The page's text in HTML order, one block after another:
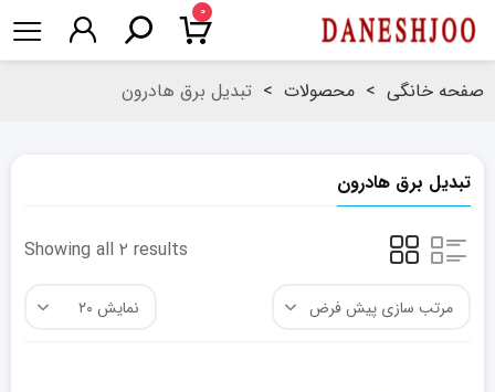
۰
صفحه خانگی > محصولات > تبدیل برق هادرون
تبدیل برق هادرون
Showing all ۲ results